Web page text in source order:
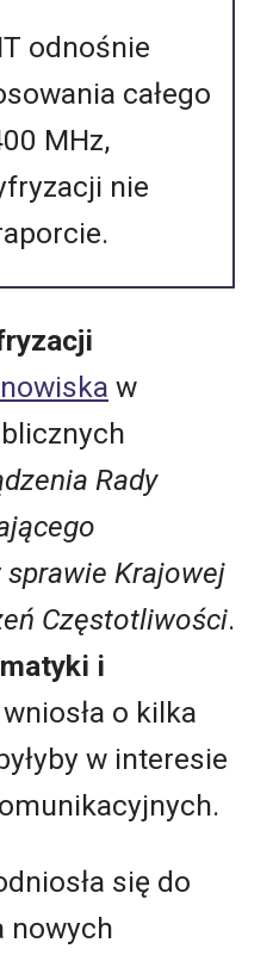
odnośnie
całego
MHz,
nie
w
Rady
Krajowej
Częstotliwości.
i
wniosła o kilka
w interesie
się do
nowych